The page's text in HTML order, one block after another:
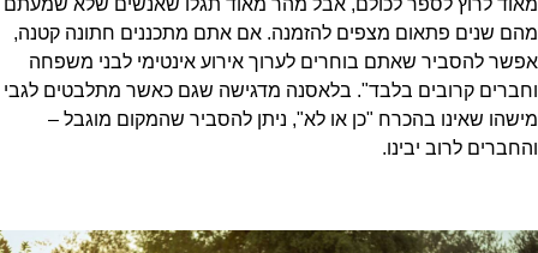
מאוד לרוץ לספר לכולם, אבל מהר מאוד תגלו שאנשים שלא שמעתם
מהם שנים פתאום מצפים להזמנה. אם אתם מתכננים חתונה קטנה,
אפשר להסביר שאתם בוחרים לערוך אירוע אינטימי לבני משפחה
וחברים קרובים בלבד". בלאסנה מדגישה שגם כאשר מתלבטים לגבי
מישהו שאינו בהכרח "כן או לא", ניתן להסביר שהמקום מוגבל –
והחברים לרוב יבינו.